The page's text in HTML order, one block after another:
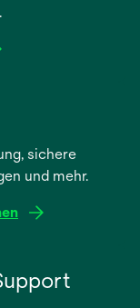
sichere
und mehr.